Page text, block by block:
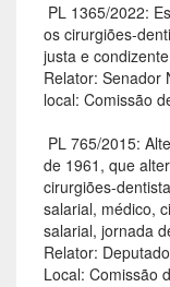
 PL 1365/2022:
os cirurgiões-
justa e
Relator: Senador
local: Comissão
 PL 765/2015:
de 1961, que
cirurgiões-
salarial, médico,
salarial, jornada
Relator:
Local: Comissão